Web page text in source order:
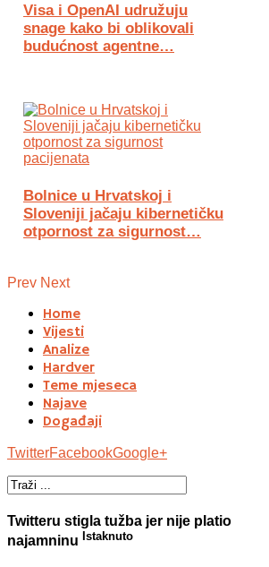
Visa i OpenAI udružuju
snage kako bi oblikovali
budućnost agentne…
Bolnice u Hrvatskoj i
Sloveniji jačaju kibernetičku
otpornost za sigurnost…
Prev Next
Home
Vijesti
Analize
Hardver
Teme mjeseca
Najave
Događaji
TwitterFacebookGoogle+
Twitteru stigla tužba jer nije platio
najamninu Istaknuto